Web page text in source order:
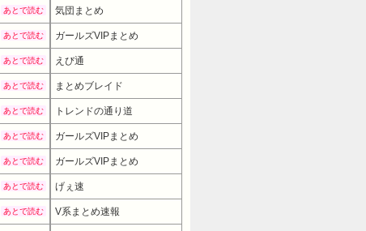
あとで読む 気団まとめ
あとで読む ガールズVIPまとめ
あとで読む えび通
あとで読む まとめブレイド
あとで読む トレンドの通り道
あとで読む ガールズVIPまとめ
あとで読む ガールズVIPまとめ
あとで読む げぇ速
あとで読む V系まとめ速報